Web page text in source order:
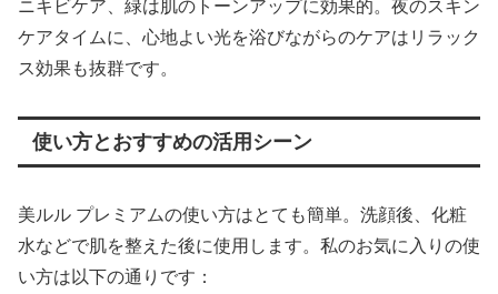
ニキビケア、緑は肌のトーンアップに効果的。夜のスキン
ケアタイムに、心地よい光を浴びながらのケアはリラック
ス効果も抜群です。
使い方とおすすめの活用シーン
美ルル プレミアムの使い方はとても簡単。洗顔後、化粧
水などで肌を整えた後に使用します。私のお気に入りの使
い方は以下の通りです：